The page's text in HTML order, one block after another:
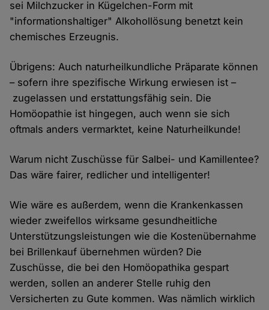
sei Milchzucker in Kügelchen-Form mit
"informationshaltiger" Alkohollösung benetzt kein
chemisches Erzeugnis.
Übrigens: Auch naturheilkundliche Präparate können
– sofern ihre spezifische Wirkung erwiesen ist –
zugelassen und erstattungsfähig sein. Die
Homöopathie ist hingegen, auch wenn sie sich
oftmals anders vermarktet, keine Naturheilkunde!
Warum nicht Zuschüsse für Salbei- und Kamillentee?
Das wäre fairer, redlicher und intelligenter!
Wie wäre es außerdem, wenn die Krankenkassen
wieder zweifellos wirksame gesundheitliche
Unterstützungsleistungen wie die Kostenübernahme
bei Brillenkauf übernehmen würden? Die
Zuschüsse, die bei den Homöopathika gespart
werden, sollen an anderer Stelle ruhig den
Versicherten zu Gute kommen. Was nämlich wirklich